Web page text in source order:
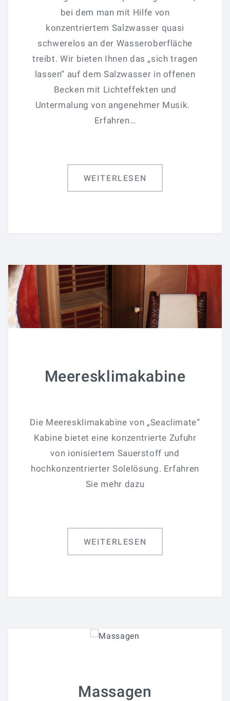
V.I.P. Programm – Verwöhnung Wie Ein STAR
Salzgrotte
Meeresklimakabine
Kältekammer
Exklusive-Massagen
Preise Multikarten
NEWS
Newsletter
bei dem man mit Hilfe von
konzentriertem Salzwasser quasi
schwerelos an der Wasseroberfläche
treibt. Wir bieten Ihnen das „sich tragen
lassen“ auf dem Salzwasser in offenen
Becken mit Lichteffekten und
Untermalung von angenehmer Musik.
Erfahren…
WEITERLESEN
Meeresklimakabine
Die Meeresklimakabine von „Seaclimate“
Kabine bietet eine konzentrierte Zufuhr
von ionisiertem Sauerstoff und
hochkonzentrierter Solelösung. Erfahren
Sie mehr dazu
WEITERLESEN
Massagen